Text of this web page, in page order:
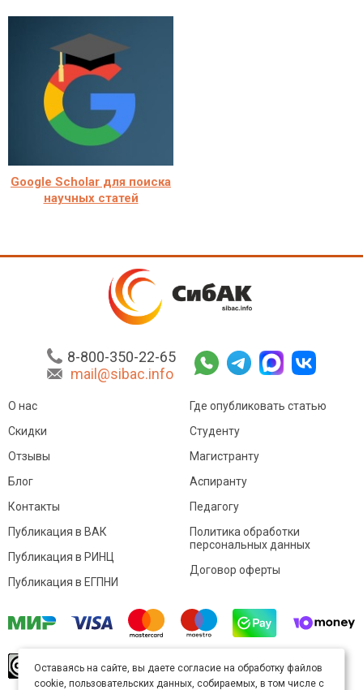
Google Scholar для поиска
научных статей
8-800-350-22-65
mail@sibac.info
О нас
Скидки
Отзывы
Блог
Контакты
Где опубликовать статью
Студенту
Магистранту
Аспиранту
Педагогу
Публикация в ВАК
Публикация в РИНЦ
Публикация в ЕГПНИ
Политика обработки
персональных данных
Договор оферты
произведение доступно полицензии Creative
Commons «Attribution» («Атрибуция») 4.0
Оставаясь на сайте, вы даете согласие на обработку файлов
cookie, пользовательских данных, собираемых, в том числе с